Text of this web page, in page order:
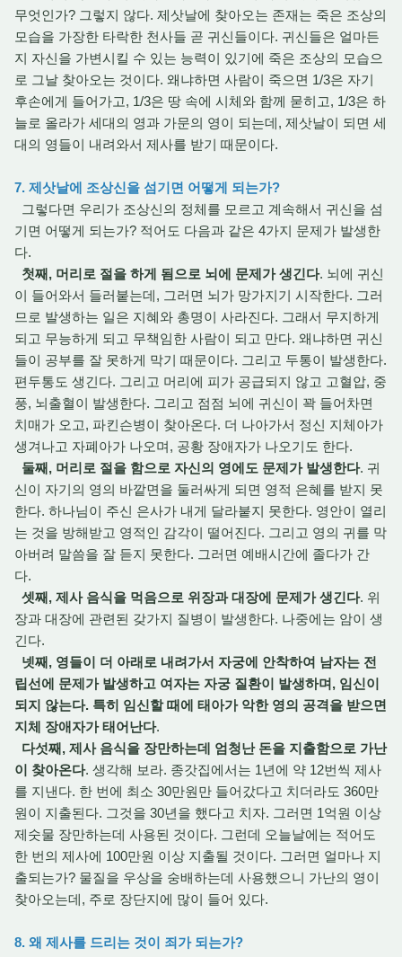
무엇인가? 그렇지 않다. 제삿날에 찾아오는 존재는 죽은 조상의
모습을 가장한 타락한 천사들 곧 귀신들이다. 귀신들은 얼마든
지 자신을 가변시킬 수 있는 능력이 있기에 죽은 조상의 모습으
로 그날 찾아오는 것이다. 왜냐하면 사람이 죽으면 1/3은 자기
후손에게 들어가고, 1/3은 땅 속에 시체와 함께 묻히고, 1/3은 하
늘로 올라가 세대의 영과 가문의 영이 되는데, 제삿날이 되면 세
대의 영들이 내려와서 제사를 받기 때문이다.
7. 제삿날에 조상신을 섬기면 어떻게 되는가?
그렇다면 우리가 조상신의 정체를 모르고 계속해서 귀신을 섬
기면 어떻게 되는가? 적어도 다음과 같은 4가지 문제가 발생한
다.
첫째, 머리로 절을 하게 됨으로 뇌에 문제가 생긴다. 뇌에 귀신
이 들어와서 들러붙는데, 그러면 뇌가 망가지기 시작한다. 그러
므로 발생하는 일은 지혜와 총명이 사라진다. 그래서 무지하게
되고 무능하게 되고 무책임한 사람이 되고 만다. 왜냐하면 귀신
들이 공부를 잘 못하게 막기 때문이다. 그리고 두통이 발생한다.
편두통도 생긴다. 그리고 머리에 피가 공급되지 않고 고혈압, 중
풍, 뇌출혈이 발생한다. 그리고 점점 뇌에 귀신이 꽉 들어차면
치매가 오고, 파킨슨병이 찾아온다. 더 나아가서 정신 지체아가
생겨나고 자폐아가 나오며, 공황 장애자가 나오기도 한다.
둘째, 머리로 절을 함으로 자신의 영에도 문제가 발생한다. 귀
신이 자기의 영의 바깥면을 둘러싸게 되면 영적 은혜를 받지 못
한다. 하나님이 주신 은사가 내게 달라붙지 못한다. 영안이 열리
는 것을 방해받고 영적인 감각이 떨어진다. 그리고 영의 귀를 막
아버려 말씀을 잘 듣지 못한다. 그러면 예배시간에 졸다가 간
다.
셋째, 제사 음식을 먹음으로 위장과 대장에 문제가 생긴다. 위
장과 대장에 관련된 갖가지 질병이 발생한다. 나중에는 암이 생
긴다.
넷째, 영들이 더 아래로 내려가서 자궁에 안착하여 남자는 전
립선에 문제가 발생하고 여자는 자궁 질환이 발생하며, 임신이
되지 않는다. 특히 임신할 때에 태아가 악한 영의 공격을 받으면
지체 장애자가 태어난다.
다섯째, 제사 음식을 장만하는데 엄청난 돈을 지출함으로 가난
이 찾아온다. 생각해 보라. 종갓집에서는 1년에 약 12번씩 제사
를 지낸다. 한 번에 최소 30만원만 들어갔다고 치더라도 360만
원이 지출된다. 그것을 30년을 했다고 치자. 그러면 1억원 이상
제숫물 장만하는데 사용된 것이다. 그런데 오늘날에는 적어도
한 번의 제사에 100만원 이상 지출될 것이다. 그러면 얼마나 지
출되는가? 물질을 우상을 숭배하는데 사용했으니 가난의 영이
찾아오는데, 주로 장단지에 많이 들어 있다.
8. 왜 제사를 드리는 것이 죄가 되는가?